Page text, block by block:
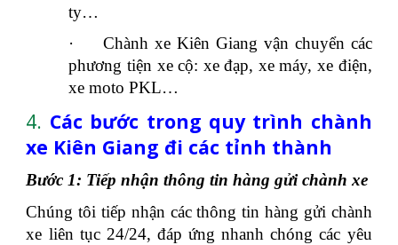
ty…
·
Chành xe Kiên Giang vận chuyển các
phương tiện xe cộ: xe đạp, xe máy, xe điện,
xe moto PKL…
4. Các bước trong quy trình chành
xe Kiên Giang đi các tỉnh thành
Bước 1: Tiếp nhận thông tin hàng gửi chành xe
Chúng tôi tiếp nhận các thông tin hàng gửi chành
xe liên tục 24/24, đáp ứng nhanh chóng các yêu